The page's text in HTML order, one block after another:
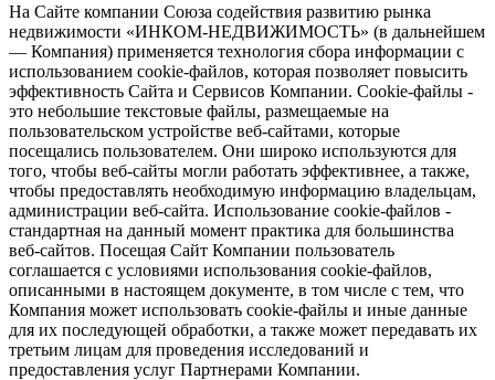
На Сайте компании Союза содействия развитию рынка
недвижимости «ИНКОМ-НЕДВИЖИМОСТЬ» (в дальнейшем
— Компания) применяется технология сбора информации с
использованием cookie-файлов, которая позволяет повысить
эффективность Сайта и Сервисов Компании. Сookie-файлы -
это небольшие текстовые файлы, размещаемые на
пользовательском устройстве веб-сайтами, которые
посещались пользователем. Они широко используются для
того, чтобы веб-сайты могли работать эффективнее, а также,
чтобы предоставлять необходимую информацию владельцам,
администрации веб-сайта. Использование cookie-файлов -
стандартная на данный момент практика для большинства
веб-сайтов. Посещая Сайт Компании пользователь
соглашается с условиями использования cookie-файлов,
описанными в настоящем документе, в том числе с тем, что
Компания может использовать cookie-файлы и иные данные
для их последующей обработки, а также может передавать их
третьим лицам для проведения исследований и
предоставления услуг Партнерами Компании.